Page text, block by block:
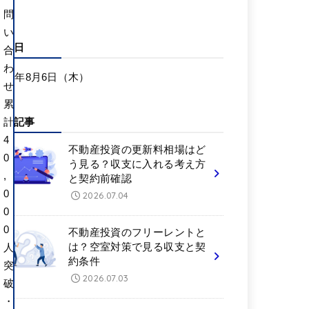
新日
年8月6日（木）
着記事
不動産投資の更新料相場はど
う見る？収支に入れる考え方
と契約前確認
2026.07.04
不動産投資のフリーレントと
は？空室対策で見る収支と契
約条件
2026.07.03
問
い
合
わ
せ
累
計
4
0
,
0
0
0
人
突
破
・